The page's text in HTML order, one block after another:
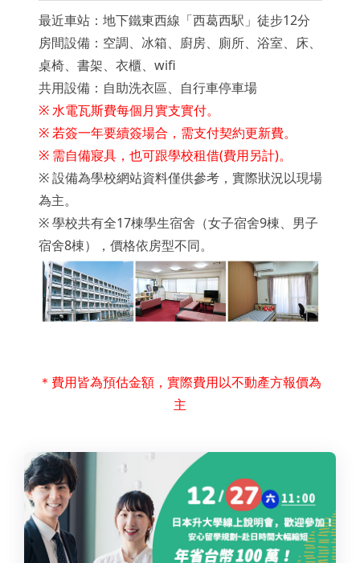
最近車站：地下鐵東西線「西葛西駅」徒步12分
房間設備：空調、冰箱、廚房、廁所、浴室、床、
桌椅、書架、衣櫃、wifi
共用設備：自助洗衣區、自行車停車場
※ 水電瓦斯費每個月實支實付。
※ 若簽一年要續簽場合，需支付契約更新費。
※ 需自備寢具，也可跟學校租借(費用另計)。
※ 設備為學校網站資料僅供參考，實際狀況以現場
為主。
※學校共有全17棟學生宿舍（女子宿舍9棟、男子
宿舍8棟）， 價格依房型不同。
＊費用皆為預估金額，實際費用以不動產方報價為
主